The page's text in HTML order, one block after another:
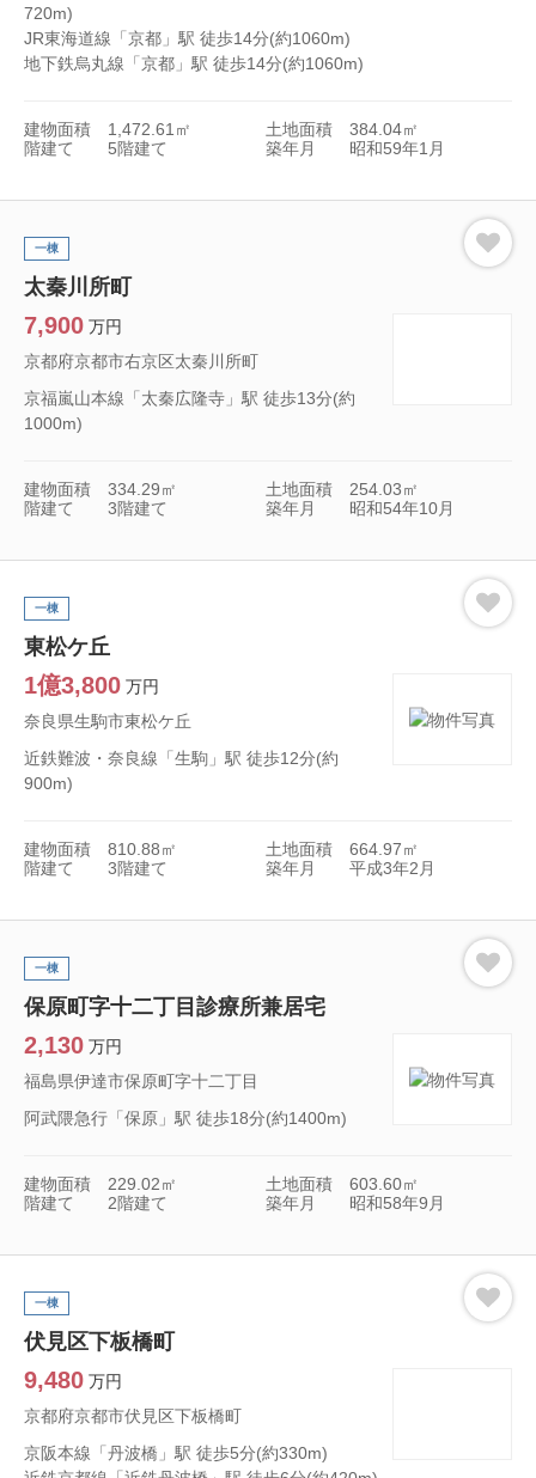
720m)
JR東海道線「京都」駅 徒歩14分(約1060m)
地下鉄烏丸線「京都」駅 徒歩14分(約1060m)
建物面積 1,472.61㎡ 土地面積
384.04㎡
階建て
5階建て 築年月 昭和59年1月
太秦川所町
一棟
7,900 万円
京都府京都市右京区太秦川所町
京福嵐山本線「太秦広隆寺」駅 徒歩13分(約
1000m)
建物面積 334.29㎡ 土地面積
254.03㎡
階建て
3階建て 築年月 昭和54年10月
東松ケ丘
一棟
1億3,800 万円
奈良県生駒市東松ケ丘
近鉄難波・奈良線「生駒」駅 徒歩12分(約
900m)
建物面積 810.88㎡ 土地面積
664.97㎡
階建て
3階建て 築年月 平成3年2月
保原町字十二丁目診療所兼居宅
一棟
2,130 万円
福島県伊達市保原町字十二丁目
阿武隈急行「保原」駅 徒歩18分(約1400m)
建物面積 229.02㎡ 土地面積
603.60㎡
階建て
2階建て 築年月 昭和58年9月
伏見区下板橋町
一棟
9,480 万円
京都府京都市伏見区下板橋町
京阪本線「丹波橋」駅 徒歩5分(約330m)